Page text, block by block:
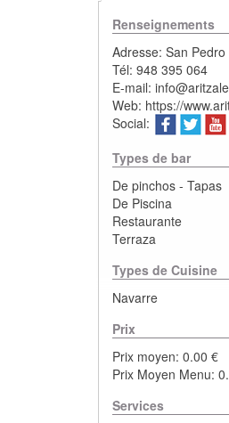
Renseignements
Adresse:San Pedro
Tél:948 395 064
E-mail:
Web: https://
Social:
Types de bar
De pinchos - Tapas
De Piscina
Restaurante
Terraza
Types de Cuisine
Navarre
Prix
Prix moyen: 0.00 €
Prix Moyen Menu:
Services